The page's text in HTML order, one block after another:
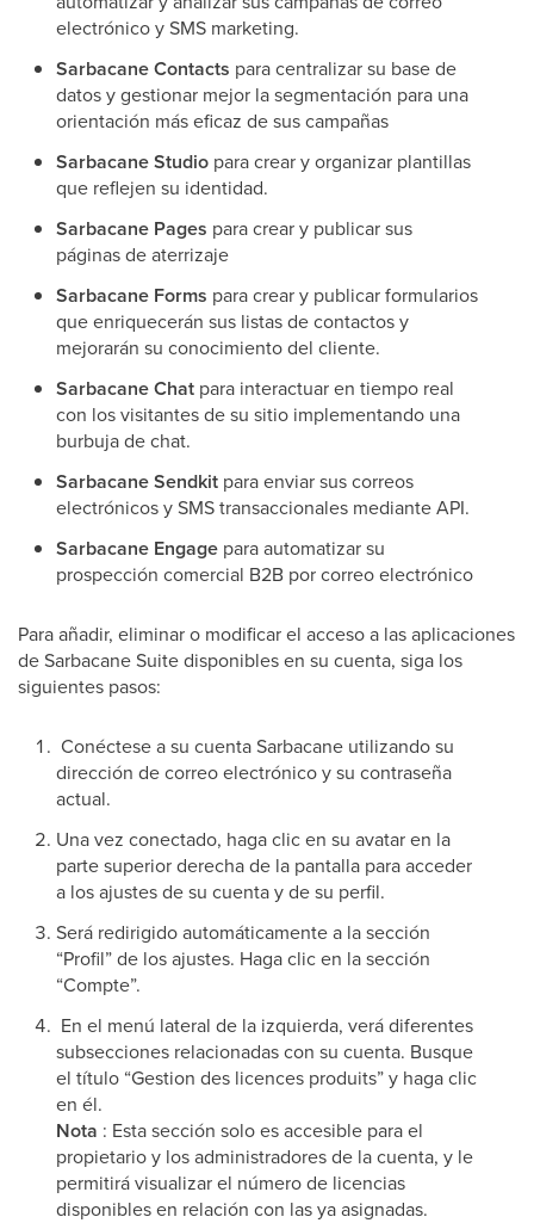
electrónico y SMS marketing.
Sarbacane Contacts para centralizar su base de
datos y gestionar mejor la segmentación para una
orientación más eficaz de sus campañas
Sarbacane Studio para crear y organizar plantillas
que reflejen su identidad.
Sarbacane Pages para crear y publicar sus
páginas de aterrizaje
Sarbacane Forms para crear y publicar formularios
que enriquecerán sus listas de contactos y
mejorarán su conocimiento del cliente.
Sarbacane Chat para interactuar en tiempo real
con los visitantes de su sitio implementando una
burbuja de chat.
Sarbacane Sendkit para enviar sus correos
electrónicos y SMS transaccionales mediante API.
Sarbacane Engage para automatizar su
prospección comercial B2B por correo electrónico
Para añadir, eliminar o modificar el acceso a las aplicaciones
de Sarbacane Suite disponibles en su cuenta, siga los
siguientes pasos:
Conéctese a su cuenta Sarbacane utilizando su
dirección de correo electrónico y su contraseña
actual.
Una vez conectado, haga clic en su avatar en la
parte superior derecha de la pantalla para acceder
a los ajustes de su cuenta y de su perfil.
Será redirigido automáticamente a la sección
“Profil” de los ajustes. Haga clic en la sección
“Compte”.
En el menú lateral de la izquierda, verá diferentes
subsecciones relacionadas con su cuenta. Busque
el título “Gestion des licences produits” y haga clic
en él.
Nota : Esta sección solo es accesible para el
propietario y los administradores de la cuenta, y le
permitirá visualizar el número de licencias
disponibles en relación con las ya asignadas.